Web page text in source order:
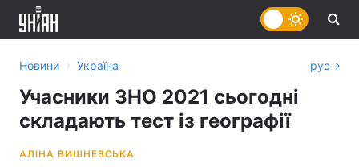
Новини › Україна рус
Учасники ЗНО 2021 сьогодні
складають тест із географії
АЛІНА ВИШНЕВСЬКА